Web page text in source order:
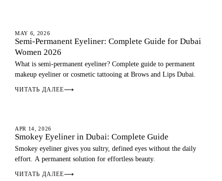
ГЛАЗА
MAY 6, 2026
Semi-Permanent Eyeliner: Complete Guide for Dubai
Women 2026
What is semi-permanent eyeliner? Complete guide to permanent
makeup eyeliner or cosmetic tattooing at Brows and Lips Dubai.
ЧИТАТЬ ДАЛЕЕ⟶
ГЛАЗА
APR 14, 2026
Smokey Eyeliner in Dubai: Complete Guide
Smokey eyeliner gives you sultry, defined eyes without the daily
effort. A permanent solution for effortless beauty.
ЧИТАТЬ ДАЛЕЕ⟶